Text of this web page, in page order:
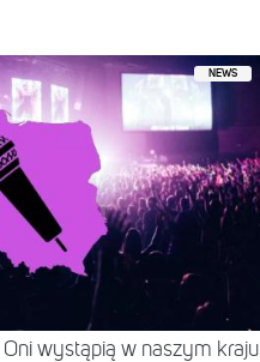
NEWS
wystąpią w naszym kraju